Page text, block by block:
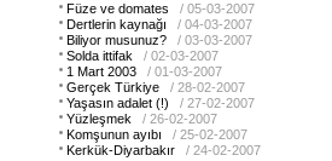
Füze ve domates
/ 05-03-2007
Dertlerin kaynağı
/ 04-03-2007
Biliyor musunuz?
/ 03-03-2007
Solda ittifak
/ 02-03-2007
1 Mart 2003
/ 01-03-2007
Gerçek Türkiye
/ 28-02-2007
Yaşasın adalet (!)
/ 27-02-2007
Yüzleşmek
/ 26-02-2007
Komşunun ayıbı
/ 25-02-2007
Kerkük-Diyarbakır
/ 24-02-2007